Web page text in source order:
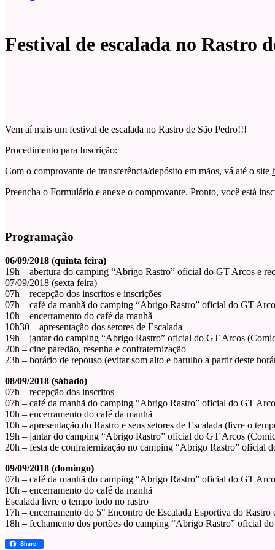
Festival de escalada no Rastro
Vem aí mais um festival de escalada no Rastro de São Pedro!!!
Procedimento para Inscrição:
Com o comprovante de transferência/depósito em mãos, vá até o site
Preencha o Formulário e anexe o comprovante. Pronto, você está
Programação
06/09/2018 (quinta feira)
19h – abertura do camping “Abrigo Rastro” oficial do GT Arcos e
07/09/2018 (sexta feira)
07h – recepção dos inscritos e inscrições
07h – café da manhã do camping “Abrigo Rastro” oficial do GT
10h – encerramento do café da manhã
10h30 – apresentação dos setores de Escalada
19h – jantar do camping “Abrigo Rastro” oficial do GT Arcos
20h – cine paredão, resenha e confraternização
23h – horário de repouso (evitar som alto e barulho a partir deste
08/09/2018 (sábado)
07h – recepção dos inscritos
07h – café da manhã do camping “Abrigo Rastro” oficial do GT
10h – encerramento do café da manhã
10h – apresentação do Rastro e seus setores de Escalada (livre o
19h – jantar do camping “Abrigo Rastro” oficial do GT Arcos
20h – festa de confraternização no camping “Abrigo Rastro” oficial
09/09/2018 (domingo)
07h – café da manhã do camping “Abrigo Rastro” oficial do GT
10h – encerramento do café da manhã
Escalada livre o tempo todo no rastro
17h – encerramento do 5° Encontro de Escalada Esportiva do Rastro
18h – fechamento dos portões do camping “Abrigo Rastro” oficial
Share